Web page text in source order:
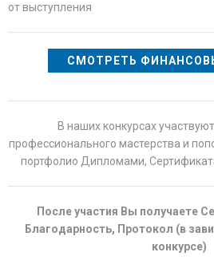
от выступления
СМОТРЕТЬ
В наших конкурсах
профессионального мастерства и
портфолио Дипломами,
После участия Вы получаете
Благодарность, Протокол (в
конкурсе)